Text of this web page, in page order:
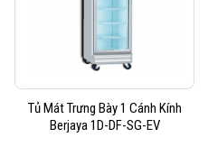
Tủ Mát Trưng Bày 1 Cánh Kính
Berjaya 1D-DF-SG-EV